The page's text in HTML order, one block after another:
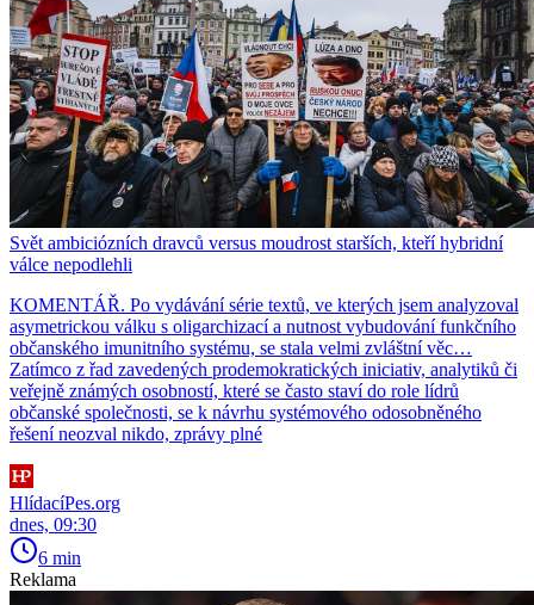
Svět ambiciózních dravců versus moudrost starších, kteří hybridní
válce nepodlehli
KOMENTÁŘ. Po vydávání série textů, ve kterých jsem analyzoval
asymetrickou válku s oligarchizací a nutnost vybudování funkčního
občanského imunitního systému, se stala velmi zvláštní věc…
Zatímco z řad zavedených prodemokratických iniciativ, analytiků či
veřejně známých osobností, které se často staví do role lídrů
občanské společnosti, se k návrhu systémového odosobněného
řešení neozval nikdo, zprávy plné
HlídacíPes.org
dnes, 09:30
6 min
Reklama